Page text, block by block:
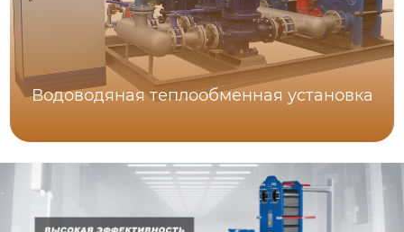
Водоводяная теплообменная установка